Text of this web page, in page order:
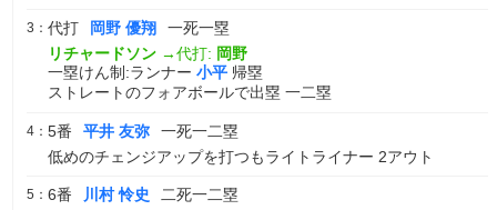
3： 代打 岡野 優翔
一死一塁
リチャードソン →代打: 岡野
一塁けん制:ランナー 小平 帰塁
ストレートのフォアボールで出塁 一二塁
4： 5番 平井 友弥
一死一二塁
低めのチェンジアップを打つもライトライナー 2アウト
5： 6番 川村 怜史
二死一二塁